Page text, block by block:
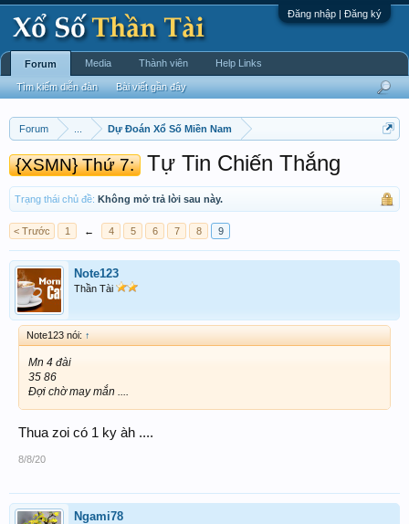
Đăng nhập | Đăng ký
Forum Dự Đoán Xổ Số Miền Nam
{XSMN} Thứ 7: Tự Tin Chiến Thắng
Trạng thái chủ đề: Không mở trả lời sau này.
< Trước 1 ← 4 5 6 7 8 9
Note123
Thần Tài
Note123 nói: ↑
Mn 4 đài
35 86
Đợi chờ may mắn ....
Thua zoi có 1 ky àh ....
8/8/20
Ngami78
Forum
Tìm kiếm diễn đàn Bài viết gần đây
Media Thành viên Help Links